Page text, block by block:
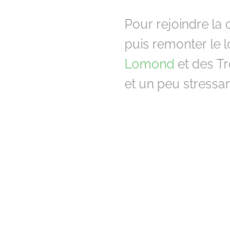
Pour rejoindre la
puis remonter le
Lomond et des
et un peu